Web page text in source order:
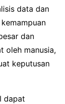
data dan
dan
oleh manusia,
keputusan
dapat